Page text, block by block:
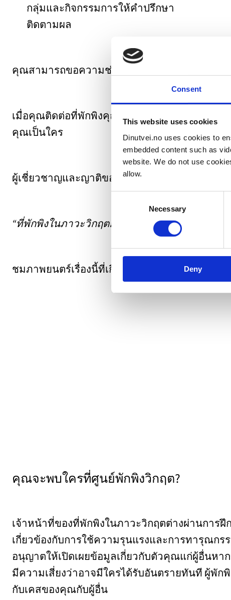
Consent
This website uses cookies
Dinutvei.no uses cookies to
embedded content such as
website. We do not use
allow.
Necessary
Deny
กลุ่มและกิจกรรมการให้คำปรึกษา
ติดตามผล
คุณสามารถขอความช่วยเหลือจากที่พักพิงแม้ว่าคุ
เมื่อคุณติดต่อที่พักพิงคุณสามารถไม่เปิดเผยตัวตน
คุณเป็นใคร
ผู้เชี่ยวชาญและญาติของผู้ที่ตกเป็นเหยื่อของความ
“ที่พักพิงในภาวะวิกฤตยังให้บริการแก่บุคคลที่ไม่จ
ชมภาพยนตร์เรื่องนี้ที่เกี่ยวกับการเยี่ยมชมที่พักพิงใ
คุณจะพบใครที่ศูนย์พักพิงวิกฤต?
เจ้าหน้าที่ของที่พักพิงในภาวะวิกฤตต่างผ่านการ
เกี่ยวข้องกับการใช้ความรุนแรงและการทารุณก
อนุญาตให้เปิดเผยข้อมูลเกี่ยวกับตัวคุณแก่ผู้อื่นห
มีความเสี่ยงว่าอาจมีใครได้รับอันตรายทันที ผู้พัก
กับเคสของคุณกับผู้อื่น